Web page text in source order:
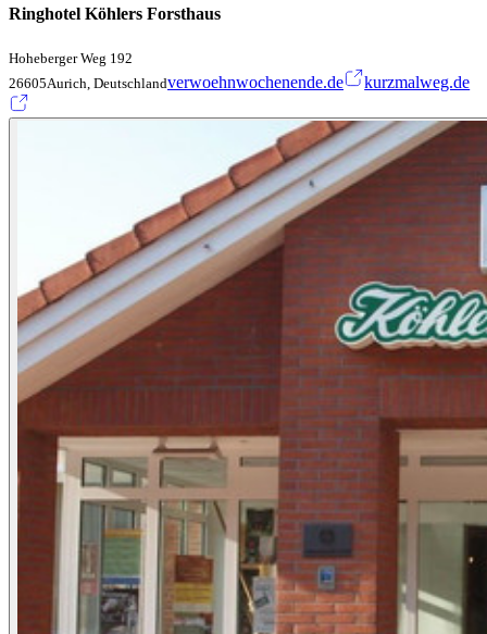
Ringhotel Köhlers Forsthaus
Hoheberger Weg 192
26605Aurich, Deutschlandverwoehnwochenende.de kurzmalweg.de